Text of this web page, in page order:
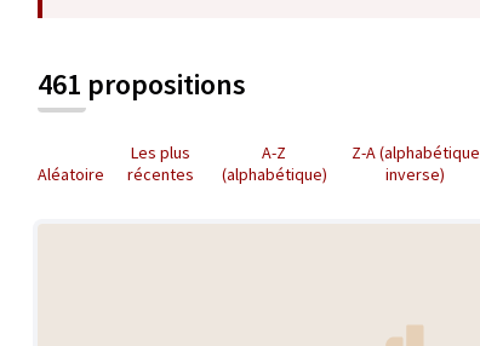
461 propositions
Aléatoire
Les plus
récentes
A-Z
(alphabétique)
Z-A (alphabétique
inverse)